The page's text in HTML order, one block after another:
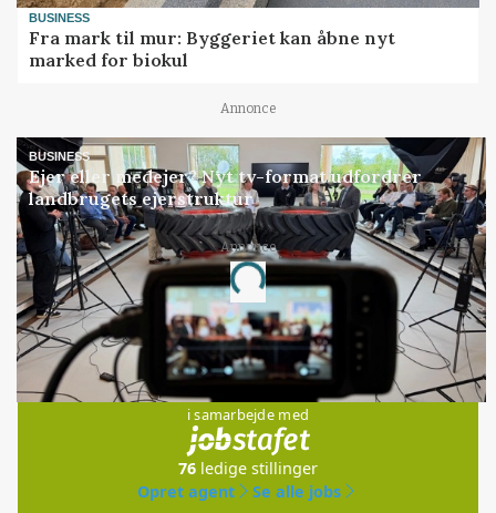
BUSINESS
Fra mark til mur: Byggeriet kan åbne nyt
marked for biokul
Annonce
BUSINESS
Ejer eller medejer? Nyt tv-format udfordrer
landbrugets ejerstruktur
Annonce
Loading...
Jobs
i samarbejde med
76 ledige stillinger
Opret agent
Se alle jobs